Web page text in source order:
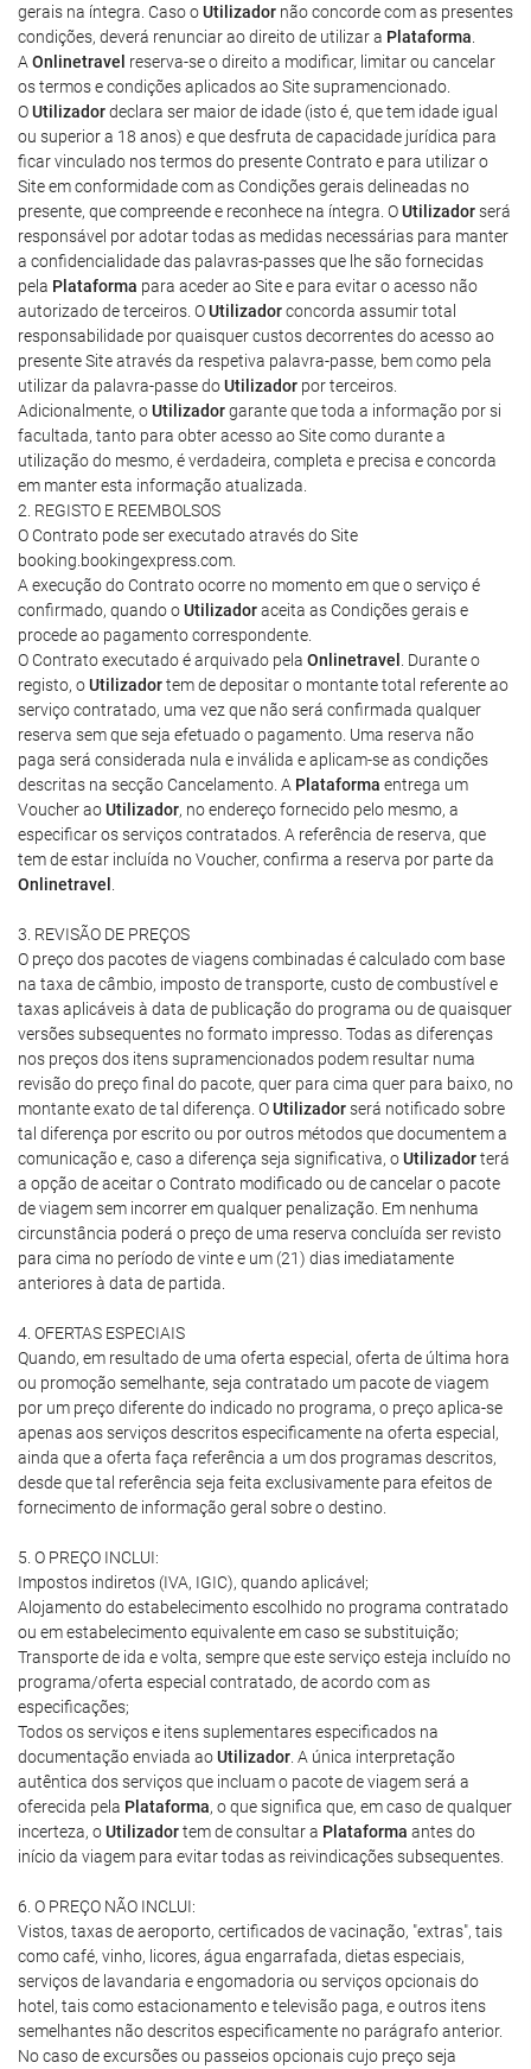
gerais na íntegra. Caso oUtilizador não concorde com as presentes
condições, deverá renunciar ao direito de utilizar a Plataforma
A Onlinetravel reserva-se o direito a modificar, limitar ou cancelar
os termos e condições aplicados ao Site supramencionado.
OUtilizadordeclara ser maior de idade (isto é, que tem idade igual
ou superior a 18 anos) e que desfruta de capacidade jurídica para
ficar vinculado nos termos do presente Contrato e para utilizar o
Site em conformidade com as Condições gerais delineadas no
presente, que compreende e reconhece na íntegra. OUtilizadorserá
responsável por adotar todas as medidas necessárias para manter
a confidencialidade das palavras-passes que lhe são fornecidas
pela Plataforma para aceder ao Site e para evitar o acesso não
autorizado de terceiros. OUtilizadorconcorda assumir total
responsabilidade por quaisquer custos decorrentes do acesso ao
presente Site através da respetiva palavra-passe, bem como pela
utilizar da palavra-passe doUtilizador por terceiros.
Adicionalmente, oUtilizadorgarante que toda a informação por si
facultada, tanto para obter acesso ao Site como durante a
utilização do mesmo, é verdadeira, completa e precisa e concorda
em manter esta informação atualizada.
2. REGISTO E REEMBOLSOS
O Contrato pode ser executado através do Site
booking.bookingexpress.com.
A execução do Contrato ocorre no momento em que o serviço é
confirmado, quando oUtilizadoraceita as Condições gerais e
procede ao pagamento correspondente.
O Contrato executado é arquivado pela Onlinetravel
. Durante o
registo, oUtilizadortem de depositar o montante total referente ao
serviço contratado, uma vez que não será confirmada qualquer
reserva sem que seja efetuado o pagamento. Uma reserva não
paga será considerada nula e inválida e aplicam-se as condições
descritas na secção Cancelamento. A Plataforma entrega um
Voucher aoUtilizador, no endereço fornecido pelo mesmo, a
especificar os serviços contratados. A referência de reserva, que
tem de estar incluída no Voucher, confirma a reserva por parte da
Onlinetravel
3. REVISÃO DE PREÇOS
O preço dos pacotes de viagens combinadas é calculado com base
na taxa de câmbio, imposto de transporte, custo de combustível e
taxas aplicáveis à data de publicação do programa ou de quaisquer
versões subsequentes no formato impresso. Todas as diferenças
nos preços dos itens supramencionados podem resultar numa
revisão do preço final do pacote, quer para cima quer para baixo, no
montante exato de tal diferença. OUtilizadorserá notificado sobre
tal diferença por escrito ou por outros métodos que documentem a
comunicação e, caso a diferença seja significativa, oUtilizadorterá
a opção de aceitar o Contrato modificado ou de cancelar o pacote
de viagem sem incorrer em qualquer penalização. Em nenhuma
circunstância poderá o preço de uma reserva concluída ser revisto
para cima no período de vinte e um (21) dias imediatamente
anteriores à data de partida.
4. OFERTAS ESPECIAIS
Quando, em resultado de uma oferta especial, oferta de última hora
ou promoção semelhante, seja contratado um pacote de viagem
por um preço diferente do indicado no programa, o preço aplica-se
apenas aos serviços descritos especificamente na oferta especial,
ainda que a oferta faça referência a um dos programas descritos,
desde que tal referência seja feita exclusivamente para efeitos de
fornecimento de informação geral sobre o destino.
5. O PREÇO INCLUI:
Impostos indiretos (IVA, IGIC), quando aplicável;
Alojamento do estabelecimento escolhido no programa contratado
ou em estabelecimento equivalente em caso se substituição;
Transporte de ida e volta, sempre que este serviço esteja incluído no
programa/oferta especial contratado, de acordo com as
especificações;
Todos os serviços e itens suplementares especificados na
documentação enviada aoUtilizador . A única interpretação
autêntica dos serviços que incluam o pacote de viagem será a
oferecida pela Plataforma, o que significa que, em caso de qualquer
incerteza, oUtilizadortem de consultar a Plataforma antes do
início da viagem para evitar todas as reivindicações subsequentes.
6. O PREÇO NÃO INCLUI:
Vistos, taxas de aeroporto, certificados de vacinação, "extras", tais
como café, vinho, licores, água engarrafada, dietas especiais,
serviços de lavandaria e engomadoria ou serviços opcionais do
hotel, tais como estacionamento e televisão paga, e outros itens
semelhantes não descritos especificamente no parágrafo anterior.
No caso de excursões ou passeios opcionais cujo preço seja